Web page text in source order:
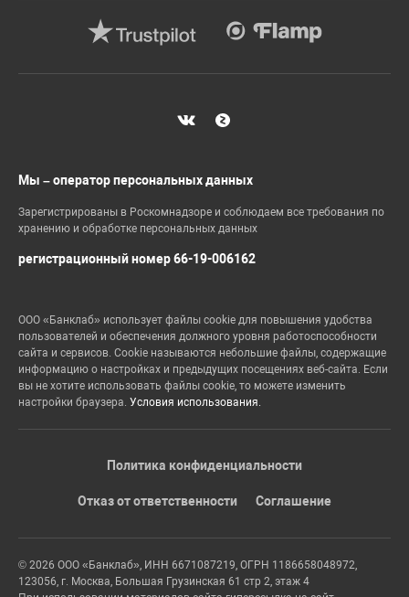
Мы – оператор персональных данных
Зарегистрированы в Роскомнадзоре и соблюдаем все требования по
хранению и обработке персональных данных
регистрационный номер 66-19-006162
ООО «Банклаб» использует файлы cookie для повышения удобства
пользователей и обеспечения должного уровня работоспособности
сайта и сервисов. Cookie называются небольшие файлы, содержащие
информацию о настройках и предыдущих посещениях веб-сайта. Если
вы не хотите использовать файлы cookie, то можете изменить
настройки браузера. Условия использования.
Политика конфиденциальности
Отказ от ответственности Соглашение
© 2026 ООО «Банклаб», ИНН 6671087219, ОГРН 1186658048972,
123056, г. Москва, Большая Грузинская 61 стр 2, этаж 4